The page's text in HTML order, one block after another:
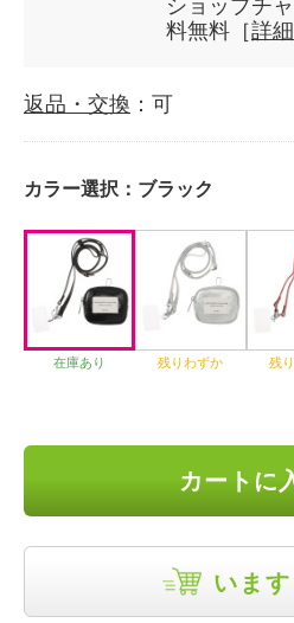
ショップチ
料無料［詳細
返品・交換 ：可
カラー選択： ブラック
在庫あり 残りわずか 残
カートに
いま